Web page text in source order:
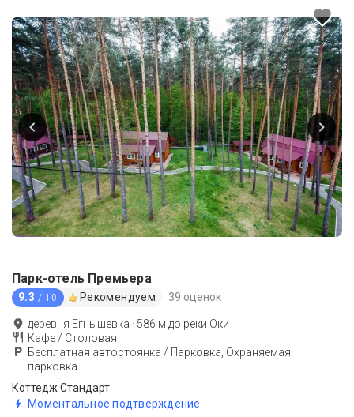
Парк-отель Премьера
9.3 / 10 Рекомендуем 39 оценок
деревня Егнышевка · 586 м до реки Оки
Кафе / Столовая
Бесплатная автостоянка / Парковка, Охраняемая
парковка
Коттедж Стандарт
Моментальное подтверждение